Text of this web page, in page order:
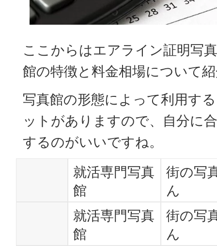
ここからはエアライン証明写
館の特徴と料金相場について
写真館の形態によって利用す
ットがありますので、自分に
するのがいいですね。
就活専門写真
館
街の写
ん
就活専門写真
館
街の写
ん